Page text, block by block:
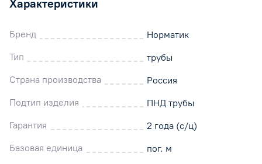
Характеристики
Бренд
Норматик
Тип
трубы
Страна производства
Россия
Подтип изделия
ПНД трубы
Гарантия
2 года (с/ц)
Базовая единица
пог. м